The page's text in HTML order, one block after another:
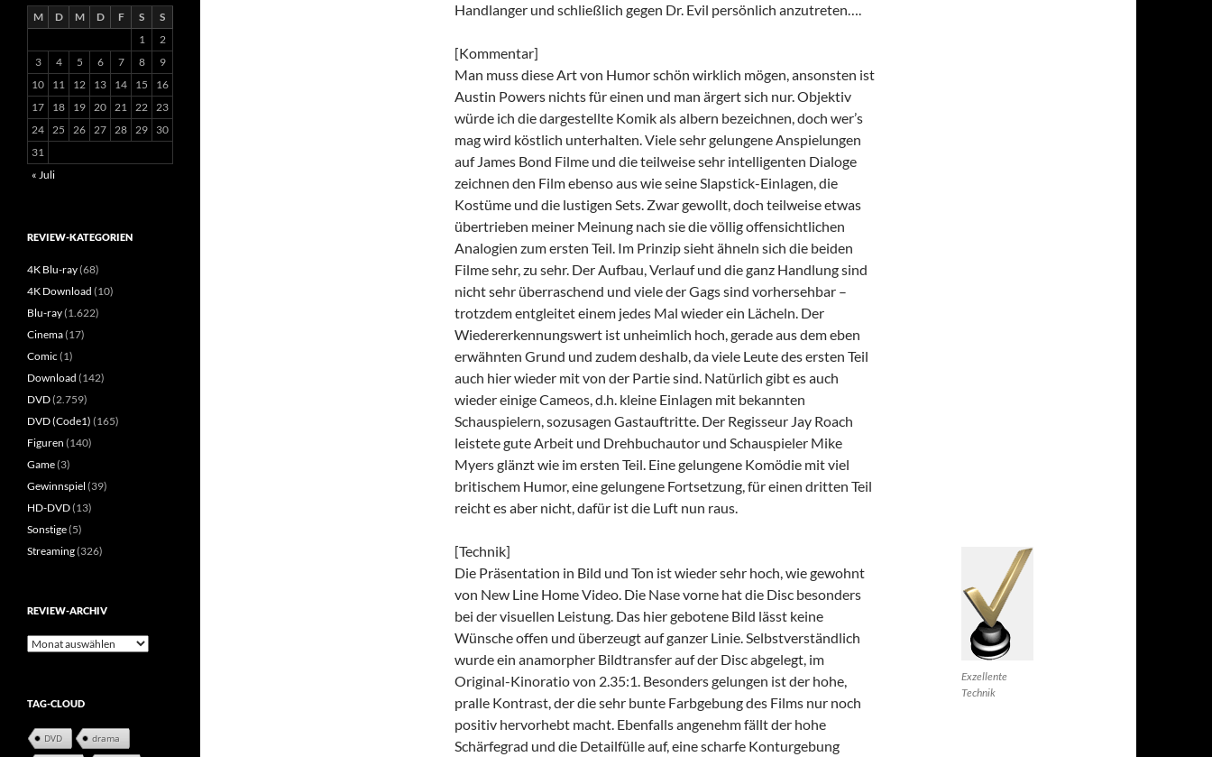
Handlanger und schließlich gegen Dr. Evil persönlich anzutreten….
[Kommentar]
Man muss diese Art von Humor schön wirklich mögen, ansonsten ist
Austin Powers nichts für einen und man ärgert sich nur. Objektiv
würde ich die dargestellte Komik als albern bezeichnen, doch wer’s
mag wird köstlich unterhalten. Viele sehr gelungene Anspielungen
auf James Bond Filme und die teilweise sehr intelligenten Dialoge
zeichnen den Film ebenso aus wie seine Slapstick-Einlagen, die
Kostüme und die lustigen Sets. Zwar gewollt, doch teilweise etwas
übertrieben meiner Meinung nach sie die völlig offensichtlichen
Analogien zum ersten Teil. Im Prinzip sieht ähneln sich die beiden
Filme sehr, zu sehr. Der Aufbau, Verlauf und die ganz Handlung sind
nicht sehr überraschend und viele der Gags sind vorhersehbar –
trotzdem entgleitet einem jedes Mal wieder ein Lächeln. Der
Wiedererkennungswert ist unheimlich hoch, gerade aus dem eben
erwähnten Grund und zudem deshalb, da viele Leute des ersten Teil
auch hier wieder mit von der Partie sind. Natürlich gibt es auch
wieder einige Cameos, d.h. kleine Einlagen mit bekannten
Schauspielern, sozusagen Gastauftritte. Der Regisseur Jay Roach
leistete gute Arbeit und Drehbuchautor und Schauspieler Mike
Myers glänzt wie im ersten Teil. Eine gelungene Komödie mit viel
britischem Humor, eine gelungene Fortsetzung, für einen dritten Teil
reicht es aber nicht, dafür ist die Luft nun raus.
Exzellente
Technik
[Technik]
Die Präsentation in Bild und Ton ist wieder sehr hoch, wie gewohnt
von New Line Home Video. Die Nase vorne hat die Disc besonders
bei der visuellen Leistung. Das hier gebotene Bild lässt keine
Wünsche offen und überzeugt auf ganzer Linie. Selbstverständlich
wurde ein anamorpher Bildtransfer auf der Disc abgelegt, im
Original-Kinoratio von 2.35:1. Besonders gelungen ist der hohe,
pralle Kontrast, der die sehr bunte Farbgebung des Films nur noch
positiv hervorhebt macht. Ebenfalls angenehm fällt der hohe
Schärfegrad und die Detailfülle auf, eine scharfe Konturgebung
M D M D F S
S
1
2
3
4 5 6 7 8
9
10
11 12 13 14 15
16
17
18 19 20 21 22 23
24 25 26 27 28 29
30
31
« Juli
REVIEW-KATEGORIEN
4K Blu-ray(68)
4K Download (10)
Blu-ray(1.622)
Cinema(17)
Comic (1)
Download (142)
DVD(2.759)
DVD (Code1) (165)
Figuren (140)
Game(3)
Gewinnspiel (39)
HD-DVD(13)
Sonstige(5)
Streaming(326)
REVIEW-ARCHIV
Review-
TAG-CLOUD
DVD drama